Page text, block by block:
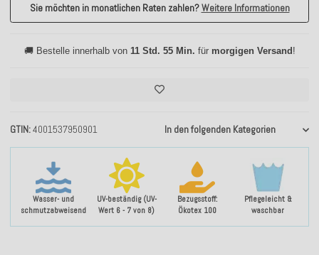
Wasser- und
schmutzabweisend
UV-beständig (UV-
Wert 6 - 7 von 8)
Bezugsstoff:
Ökotex 100
Pflegeleicht &
waschbar
GTIN 4001537950901 In den folgenden Kategorien
Sie möchten in monatlichen Raten zahlen?Weitere Informationen
🚚 Bestelle innerhalb von 11 Std. 55 Min. für morgigen Versand!